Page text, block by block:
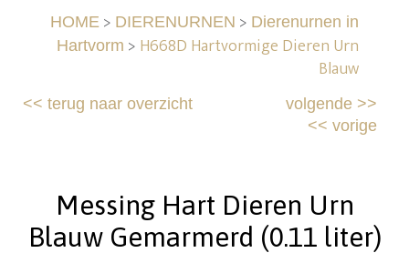
HOME> DIERENURNEN > Dierenurnen in
Hartvorm > H668D Hartvormige Dieren Urn
Blauw
<<terug naar overzicht volgende>>
<< vorige
Messing Hart Dieren Urn
Blauw Gemarmerd (0.11 liter)